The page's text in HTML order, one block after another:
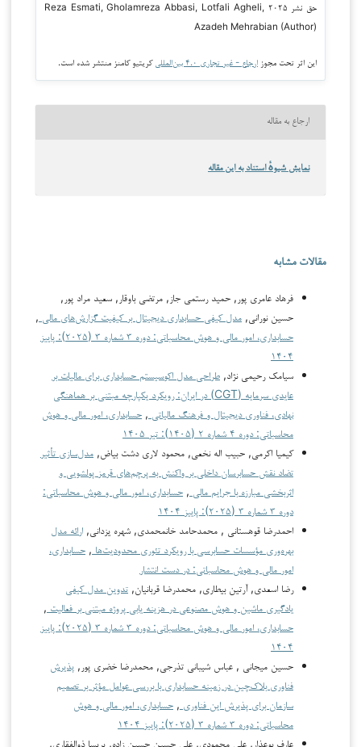
حق نشر ۲۰۲۵ Reza Esmati, Gholamreza Abbasi, Lotfali Agheli,
Azadeh Mehrabian (Author)
این اثر تحت مجوز ارجاع - غیر تجاری ۴.۰ بین‌المللی کریتیو کامنز منتشر شده است.
ارجاع به مقاله
نمایش شیوهٔ استناد به این مقاله
مقالات مشابه
فرهاد عامری پور, حمید رستمی جاز, مرتضی باوقار, سعید مراد پور,
حسین نورانی, مدل کیفی حسابداری دیجیتال بر کیفیت گزارش‌های مالی ,
حسابداری، امور مالی و هوش محاسباتی: دوره ۳ شماره ۳ (۲۰۲۵): پاییز
۱۴۰۴
سیامک رحیمی نژاد, طراحی مدل اکوسیستم حسابداری برای مالیات بر
عایدی سرمایه (CGT) در ایران: رویکرد یکپارچه مبتنی بر هماهنگی
نهادی، فناوری دیجیتال و فرهنگ مالیاتی , حسابداری، امور مالی و هوش
محاسباتی: دوره ۴ شماره ۲ (۱۴۰۵): تیر ۱۴۰۵
کیمیا اکرمی, حبیب اله نخعی, محمود لاری دشت بیاض, مدل‌سازی تأثیر
تضاد نقش حسابرسان داخلی بر واکنش به پرچم‌های قرمز پولشویی و
اثربخشی مبارزه با جرایم مالی , حسابداری، امور مالی و هوش محاسباتی:
دوره ۳ شماره ۳ (۲۰۲۵): پاییز ۱۴۰۴
احمدرضا قوهستانی , محمدحامد خانمحمدی, شهره یزدانی, ارائه مدل
بهره‌وری مؤسسات حسابرسی با رویکرد تئوری محدودیت‌ها , حسابداری،
امور مالی و هوش محاسباتی: در دست انتشار
رضا اسعدی, آرتین بیطاری, محمدرضا قربانیان, تدوین مدل کیفی
یادگیری ماشین و هوش مصنوعی در هزینه یابی پروژه مبتنی بر فعالیت ,
حسابداری، امور مالی و هوش محاسباتی: دوره ۳ شماره ۳ (۲۰۲۵): پاییز
۱۴۰۴
حسین میجانی , عباس شیبانی تذرجی, محمدرضا خضری پور, پذیرش
فناوری بلاک‌چین در زمینه حسابداری با بررسی عوامل مؤثر بر تصمیم
سازمان برای پذیرش این فناوری , حسابداری، امور مالی و هوش
محاسباتی: دوره ۳ شماره ۳ (۲۰۲۵): پاییز ۱۴۰۴
عارف بوعذار, علی محمودی, علی حسین حسین زاده, پریسا ذوالفقاری,